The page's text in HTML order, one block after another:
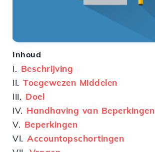
Inhoud
I. Beschrijving
II.Toegewezen Middelen
III. Doel
IV. Handhaving van Beperkingen
V. Beperkingen
VI.Accountopschortingen